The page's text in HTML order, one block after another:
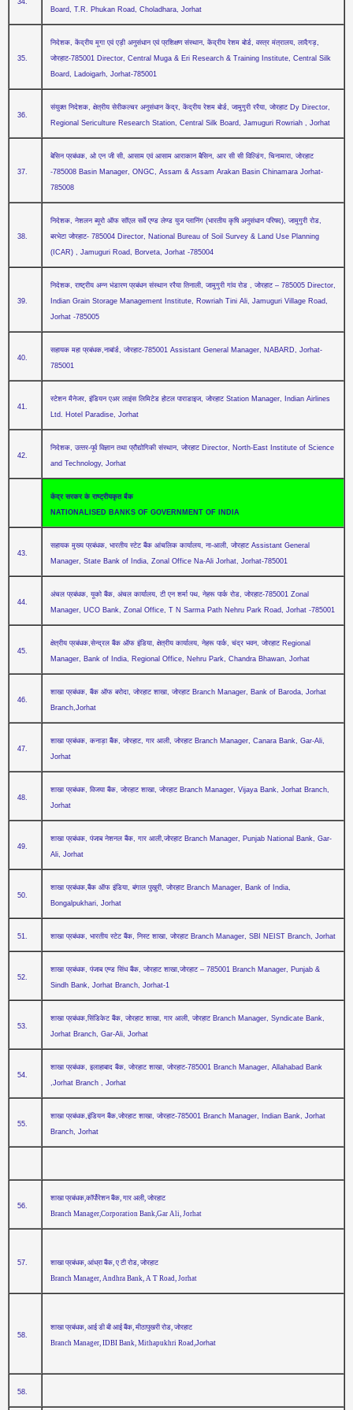
34.
Board, T.R. Phukan Road, Choladhara, Jorhat
35.
निदेशक, केंद्रीय मूगा एवं एड़ी अनुसंधान एवं प्रशिक्षण संस्‍थान, केंद्रीय रेशम बोर्ड, वस्‍त्र मंत्रालय, लादैगड़,
जोरहाट-785001 Director, Central Muga & Eri Research & Training Institute, Central Silk
Board, Ladoigarh, Jorhat-785001
36.
संयुक्‍त निदेशक, क्षेत्रीय सेरीकल्‍चर अनुसंधान केंद्र, केंद्रीय रेशम बोर्ड, जामुगुरी ररैया, जोरहाट Dy Director,
Regional Sericulture Research Station, Central Silk Board, Jamuguri Rowriah , Jorhat
37.
बेसिन प्रबंधक, ओ एन जी सी, आसाम एवं आसाम आराकान बैसिन, आर सी सी विल्डिंग, चिनामारा, जोरहाट
-785008 Basin Manager, ONGC, Assam & Assam Arakan Basin Chinamara Jorhat-
785008
38.
निदेशक, नेशलन ब्‍यूरो ऑफ सॉएल सर्वे एण्‍ड लेण्‍ड युज प्‍लानिंग (भारतीय कृषि अनुसंधान परिषद), जामुगुरी रोड,
बरभेटा जोरहाट- 785004 Director, National Bureau of Soil Survey & Land Use Planning
(ICAR) , Jamuguri Road, Borveta, Jorhat -785004
39.
निदेशक, राष्‍ट्रीय अन्‍न भंडारण प्रबंधन संस्‍थान ररैया तिनाली, जामुगुरी गांव रोड , जोरहाट – 785005 Director,
Indian Grain Storage Management Institute, Rowriah Tini Ali, Jamuguri Village Road,
Jorhat -785005
40.
सहायक महा प्रबंधक,नाबांर्ड, जोरहाट-785001 Assistant General Manager, NABARD, Jorhat-
785001
41.
स्‍टेशन मैनेजर, इंडियन एअर लाइंस लिमिटेड होटल पाराडाइज, जोरहाट Station Manager, Indian Airlines
Ltd. Hotel Paradise, Jorhat
42.
निदेशक, उत्‍तर-पूर्व विज्ञान तथा प्रौद्योगिकी संस्‍थान, जोरहाट Director, North-East Institute of Science
and Technology, Jorhat
केंद्र सरकर के राष्‍ट्रीयकृत बैंक
NATIONALISED BANKS OF GOVERNMENT OF INDIA
43.
सहायक मुख्‍य प्रबंधक, भारतीय स्‍टेट बैंक आंचलिक कार्यालय, ना-आली, जोरहाट Assistant General
Manager, State Bank of India, Zonal Office Na-Ali Jorhat, Jorhat-785001
44.
अंचल प्रबंधक, यूको बैंक, अंचल कार्यालय, टी एन शर्मा पथ, नेहरू पार्क रोड, जोरहाट-785001 Zonal
Manager, UCO Bank, Zonal Office, T N Sarma Path Nehru Park Road, Jorhat -785001
45.
क्षेत्रीय प्रबंधक,सेन्‍द्रल बैंक ऑफ इंडिया, क्षेत्रीय कार्यालय, नेहरू पार्क, चंद्र भवन, जोरहाट Regional
Manager, Bank of India, Regional Office, Nehru Park, Chandra Bhawan, Jorhat
46.
शाखा प्रबंधक, बैंक ऑफ बरोदा, जोरहाट शाखा, जोरहाट Branch Manager, Bank of Baroda, Jorhat
Branch,Jorhat
47.
शाखा प्रबंधक, कनाड़ा बैंक, जोरहाट, गार आली, जोरहाट Branch Manager, Canara Bank, Gar-Ali,
Jorhat
48.
शाखा प्रबंधक, विजया बैंक, जोरहाट शाखा, जोरहाट Branch Manager, Vijaya Bank, Jorhat Branch,
Jorhat
49.
शाखा प्रबंधक, पंजाब नेशनल बैंक, गार आली,जोरहाट Branch Manager, Punjab National Bank, Gar-
Ali, Jorhat
50.
शाखा प्रबंधक,बैंक ऑफ इंडिया, बंगाल पुखुरी, जोरहाट Branch Manager, Bank of India,
Bongalpukhari, Jorhat
51. शाखा प्रबंधक, भारतीय स्‍टेट बैंक, निस्‍ट शाखा, जोरहाट Branch Manager, SBI NEIST Branch, Jorhat
52.
शाखा प्रबंधक, पंजाब एण्‍ड सिंध बैंक, जोरहाट शाखा,जोरहाट – 785001 Branch Manager, Punjab &
Sindh Bank, Jorhat Branch, Jorhat-1
53.
शाखा प्रबंधक,सिंडिकेट बैंक, जोरहाट शाखा, गार आली, जोरहाट Branch Manager, Syndicate Bank,
Jorhat Branch, Gar-Ali, Jorhat
54.
शाखा प्रबंधक, इलाहाबाद बैंक, जोरहाट शाखा, जोरहाट-785001 Branch Manager, Allahabad Bank
,Jorhat Branch , Jorhat
55.
शाखा प्रबंधक,इंडियन बैंक,जोरहाट शाखा, जोरहाट-785001 Branch Manager, Indian Bank, Jorhat
Branch, Jorhat
56.
शाखा प्रबंधक,कॉर्पोरेशन बैंक, गार अली, जोरहाट
Branch Manager,Corporation Bank,Gar Ali, Jorhat
57. शाखा प्रबंधक, आंध्रा बैंक, ए टी रोड, जोरहाट
Branch Manager, Andhra Bank, A T Road, Jorhat
58.
शाखा प्रबंधक, आई डी बी आई बैंक, मीठापुखरी रोड, जोरहाट
Branch Manager, IDBI Bank, Mithapukhri Road,Jorhat
58.